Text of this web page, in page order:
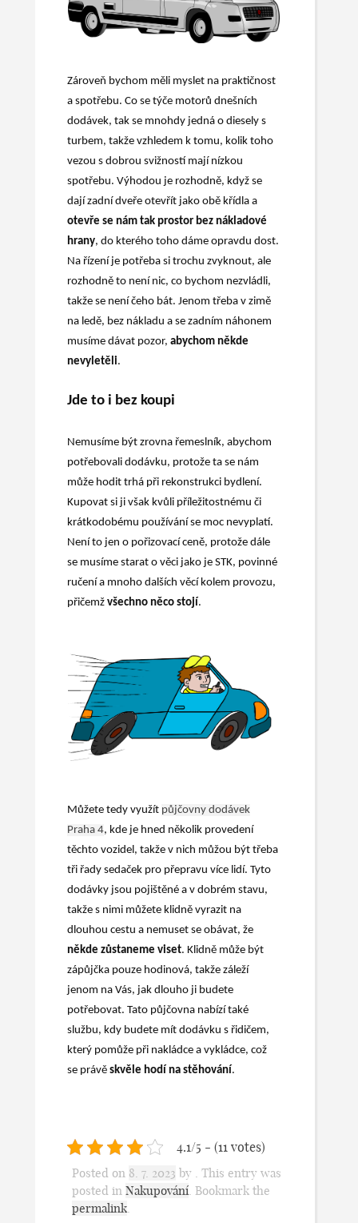
Zároveň bychom měli myslet na praktičnost
a spotřebu. Co se týče motorů dnešních
dodávek, tak se mnohdy jedná o diesely s
turbem, takže vzhledem k tomu, kolik toho
vezou s dobrou svižností mají nízkou
spotřebu. Výhodou je rozhodně, když se
dají zadní dveře otevřít jako obě křídla a
otevře se nám tak prostor bez nákladové
hrany, do kterého toho dáme opravdu dost.
Na řízení je potřeba si trochu zvyknout, ale
rozhodně to není nic, co bychom nezvládli,
takže se není čeho bát. Jenom třeba v zimě
na ledě, bez nákladu a se zadním náhonem
musíme dávat pozor, abychom někde
nevyletěli.
Jde to i bez koupi
Nemusíme být zrovna řemeslník, abychom
potřebovali dodávku, protože ta se nám
může hodit trhá při rekonstrukci bydlení.
Kupovat si ji však kvůli příležitostnému či
krátkodobému používání se moc nevyplatí.
Není to jen o pořizovací ceně, protože dále
se musíme starat o věci jako je STK, povinné
ručení a mnoho dalších věcí kolem provozu,
přičemž všechno něco stojí.
Můžete tedy využít půjčovny dodávek
Praha 4, kde je hned několik provedení
těchto vozidel, takže v nich můžou být třeba
tři řady sedaček pro přepravu více lidí. Tyto
dodávky jsou pojištěné a v dobrém stavu,
takže s nimi můžete klidně vyrazit na
dlouhou cestu a nemuset se obávat, že
někde zůstaneme viset. Klidně může být
zápůjčka pouze hodinová, takže záleží
jenom na Vás, jak dlouho ji budete
potřebovat. Tato půjčovna nabízí také
službu, kdy budete mít dodávku s řidičem,
který pomůže při nakládce a vykládce, což
se právě skvěle hodí na stěhování.
4.1/5 - (11 votes)
Posted on 8. 7. 2023 by . This entry was
posted in Nakupování. Bookmark the
permalink.